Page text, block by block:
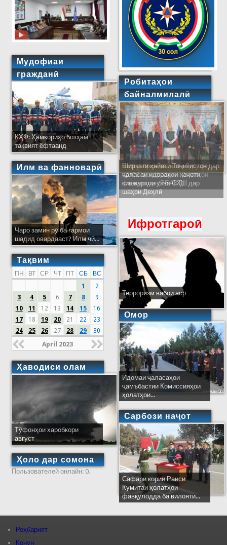
Мудофиаи
гражданӣ
КҲФ: Ҳамкориҳо бозҳам
тақвият ёфтаанд
Илм ва фанноварӣ
Чаро замин рӯ ба гармои
шадид овардааст? Илм чӣ...
Тақвим
ПН ВТ СР ЧТ ПТ СБ
ВС
1
2
3
4 5 6 7 8
9
10
11 12 13 14 15
16
17
18 19 20 21 22
23
24
25 26 27 28 29 30
April 2023
Ҳаводиси олам
Тӯфонҳои харобкори
август
Ҳоло дар сомона
Пользователей онлайн: 0.
Робитаҳои
байналмилалӣ
Ширкати ҳайати Тоҷикистон дар
ҷаласаи идораҳои наҷоти
кишварҳои узви СҲШ дар
шаҳри Деҳлӣ
Ифротгароӣ
Терроризм вабои аср
Омор
Идомаи ҷаласаҳои
ҷамъбастии Комиссияҳои
ҳолатҳои...
Сарбози наҷот
Сафари кории Раиси
Кумитаи ҳолатҳои
фавқулодда ба вилояти...
Роҳбарият
Қонун